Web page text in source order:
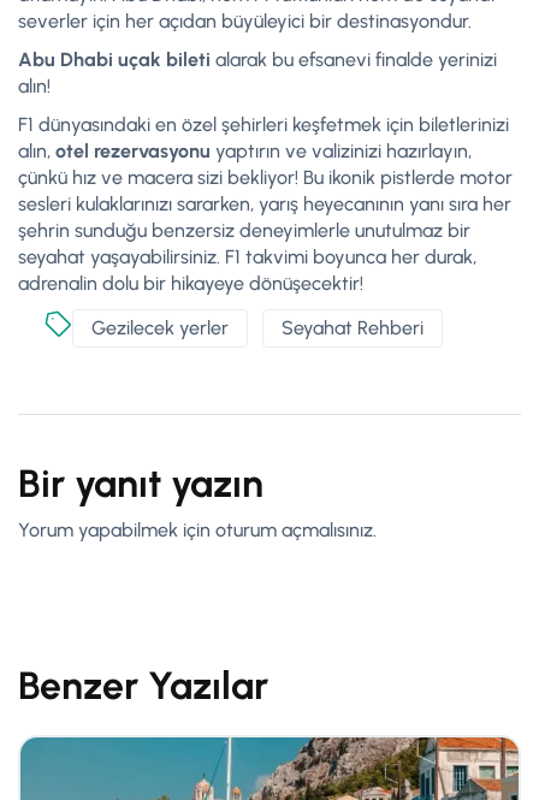
severler için her açıdan büyüleyici bir destinasyondur.
Abu Dhabi uçak bileti alarak bu efsanevi finalde yerinizi
alın!
F1 dünyasındaki en özel şehirleri keşfetmek için biletlerinizi
alın, otel rezervasyonu yaptırın ve valizinizi hazırlayın,
çünkü hız ve macera sizi bekliyor! Bu ikonik pistlerde motor
sesleri kulaklarınızı sararken, yarış heyecanının yanı sıra her
şehrin sunduğu benzersiz deneyimlerle unutulmaz bir
seyahat yaşayabilirsiniz. F1 takvimi boyunca her durak,
adrenalin dolu bir hikayeye dönüşecektir!
Gezilecek yerler
Seyahat Rehberi
Bir yanıt yazın
Yorum yapabilmek için oturum açmalısınız.
Benzer Yazılar